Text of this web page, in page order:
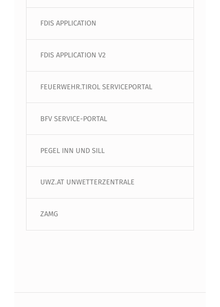
FDIS APPLICATION
FDIS APPLICATION V2
FEUERWEHR.TIROL SERVICEPORTAL
BFV SERVICE-PORTAL
PEGEL INN UND SILL
UWZ.AT UNWETTERZENTRALE
ZAMG
Beitragsnavigation